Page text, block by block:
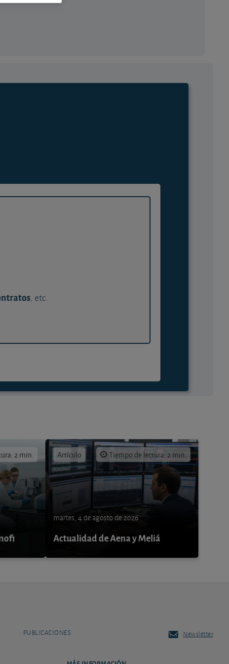
, etc.
2 min. Artículo Tiempo de lectura: 2 min.
martes, 4 de agosto de 2026
Actualidad de Aena y Meliá
PUBLICACIONES Newsletter